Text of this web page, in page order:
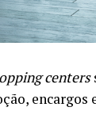
centers
encargos